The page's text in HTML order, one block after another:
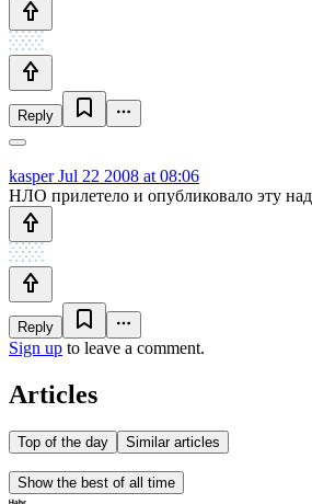
Reply
kasperJul 22 2008 at 08:06
НЛО прилетело и опубликовало эту
Reply
Sign up to leave a comment.
Articles
Top of the day Similar articles
Show the best of all time